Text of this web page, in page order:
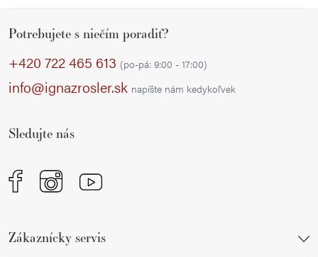
Potrebujete s niečím poradiť?
+420 722 465 613 (po-pá: 9:00 - 17:00)
info@ignazrosler.sk napíšte nám kedykoľvek
Sledujte nás
Zákaznícky servis